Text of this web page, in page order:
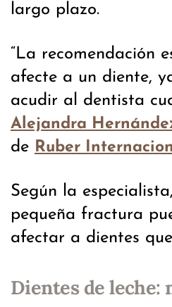
largo plazo.
“La recomendación
afecte a un diente,
acudir al dentista
Alejandra
de Ruber
Según la
pequeña fractura
afectar a dientes
Dientes de leche: